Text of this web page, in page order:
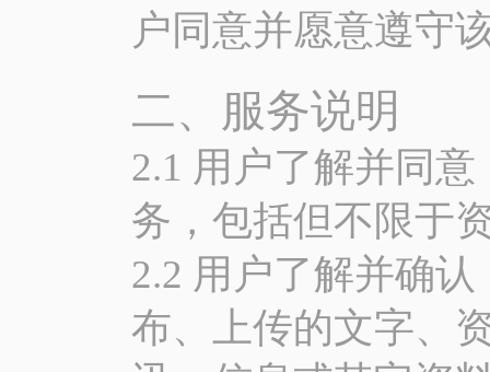
户同意并愿意遵守
二、服务说明
2.1 用户了解并同
务，包括但不限于
2.2 用户了解并确
布、上传的文字、